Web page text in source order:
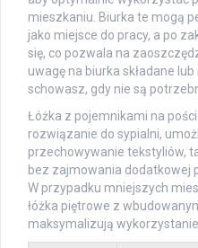
mieszkaniu. Biurka te mogą
jako miejsce do pracy, a po
się, co pozwala na
uwagę na biurka składane
schowasz, gdy nie są
Łóżka z pojemnikami na
rozwiązanie do sypialni,
przechowywanie tekstyliów,
bez zajmowania dodatkowej
W przypadku mniejszych
łóżka piętrowe z
maksymalizują